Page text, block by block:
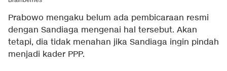
Prabowo mengaku belum ada pembicaraan resmi
dengan Sandiaga mengenai hal tersebut. Akan
tetapi, dia tidak menahan jika Sandiaga ingin pindah
menjadi kader PPP.